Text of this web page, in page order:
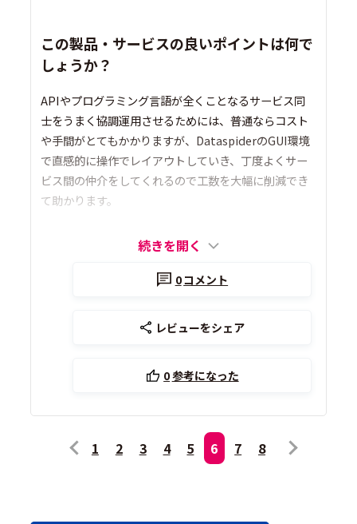
この製品・サービスの良いポイントは何で
しょうか？
APIやプログラミング言語が全くことなるサービス同
士をうまく協調運用させるためには、普通ならコスト
や手間がとてもかかりますが、DataspiderのGUI環境
で直感的に操作でレイアウトしていき、丁度よくサー
ビス間の仲介をしてくれるので工数を大幅に削減でき
て助かります。
続きを開く
0コメント
レビューをシェア
0参考になった
1 2 3 4 5 6 7 8